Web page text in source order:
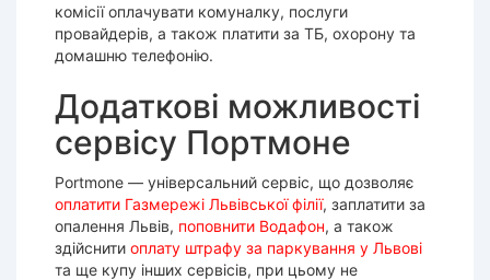
комісії оплачувати комуналку, послуги
провайдерів, а також платити за ТБ, охорону та
домашню телефонію.
Додаткові можливості
сервісу Портмоне
Portmone — універсальний сервіс, що дозволяє
оплатити Газмережі Львівської філії, заплатити за
опалення Львів, поповнити Водафон, а також
здійснити оплату штрафу за паркування у Львові
та ще купу інших сервісів, при цьому не